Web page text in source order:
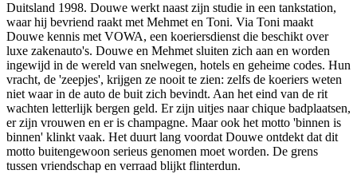
Duitsland 1998. Douwe werkt naast zijn studie in een tankstation,
waar hij bevriend raakt met Mehmet en Toni. Via Toni maakt
Douwe kennis met VOWA, een koeriersdienst die beschikt over
luxe zakenauto's. Douwe en Mehmet sluiten zich aan en worden
ingewijd in de wereld van snelwegen, hotels en geheime codes. Hun
vracht, de 'zeepjes', krijgen ze nooit te zien: zelfs de koeriers weten
niet waar in de auto de buit zich bevindt. Aan het eind van de rit
wachten letterlijk bergen geld. Er zijn uitjes naar chique badplaatsen,
er zijn vrouwen en er is champagne. Maar ook het motto 'binnen is
binnen' klinkt vaak. Het duurt lang voordat Douwe ontdekt dat dit
motto buitengewoon serieus genomen moet worden. De grens
tussen vriendschap en verraad blijkt flinterdun.